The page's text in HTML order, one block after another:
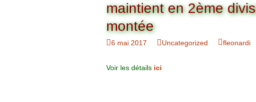
Charte
des
Organigramme
Commission Loisirs
Trophée Albatros
Décembre
Mars
maintient en 2ème
montée
6 mai 2017 Uncategorized fleonardi
Voir les détails ici